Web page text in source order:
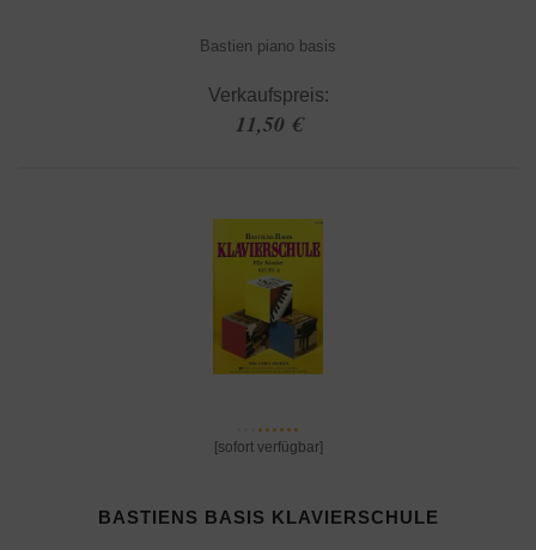
Bastien piano basis
Verkaufspreis:
11,50 €
[sofort verfügbar]
BASTIENS BASIS KLAVIERSCHULE